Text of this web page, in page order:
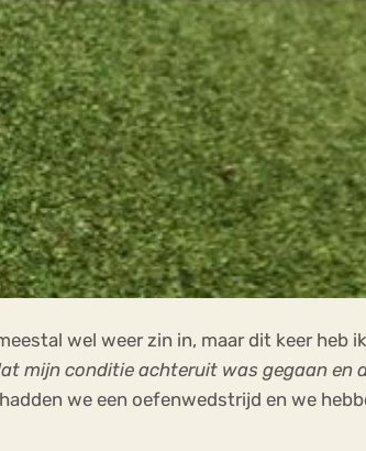
wel weer zin in, maar dit keer heb
mijn conditie achteruit was gegaan en
we een oefenwedstrijd en we